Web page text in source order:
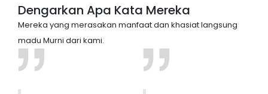
Dengarkan Apa Kata Mereka
Mereka yang merasakan manfaat dan khasiat langsung
madu Murni dari kami.